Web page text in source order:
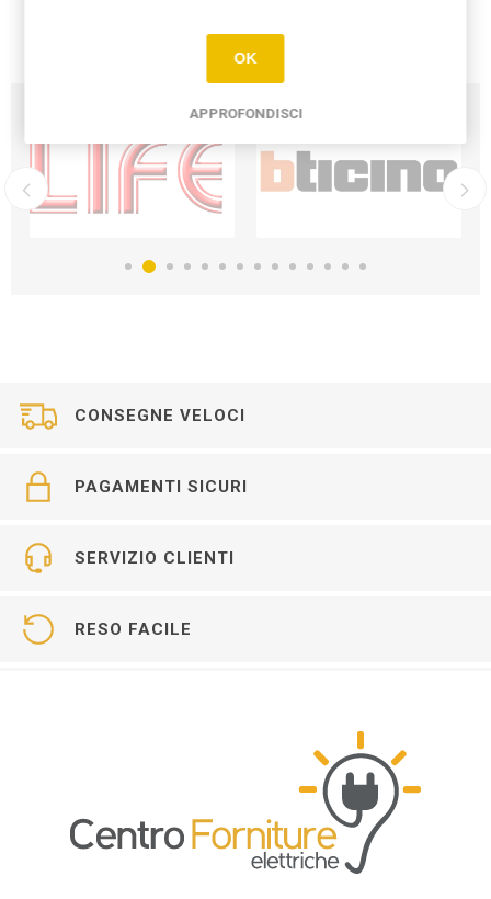
CONSEGNE VELOCI
PAGAMENTI SICURI
SERVIZIO CLIENTI
RESO FACILE
OK
APPROFONDISCI